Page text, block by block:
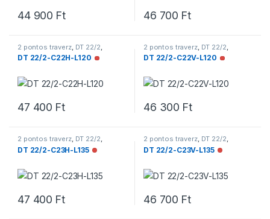
44 900 Ft 46 700 Ft
2 pontos traverz, DT 22/2
Traverzek
DT 22/2-C22H-L120 Nincs raktáron
47 400 Ft
2 pontos traverz, DT 22/2
Traverzek
DT 22/2-C22V-L120 Nincs
46 300 Ft
2 pontos traverz, DT 22/2,
Traverzek
DT 22/2-C23H-L135 Nincs raktáron
47 400 Ft
2 pontos traverz, DT 22/2,
Traverzek
DT 22/2-C23V-L135 Nincs
46 700 Ft